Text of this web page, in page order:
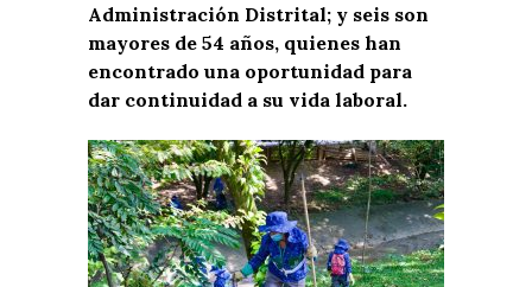
Administración Distrital; y seis son
mayores de 54 años, quienes han
encontrado una oportunidad para
dar continuidad a su vida laboral.